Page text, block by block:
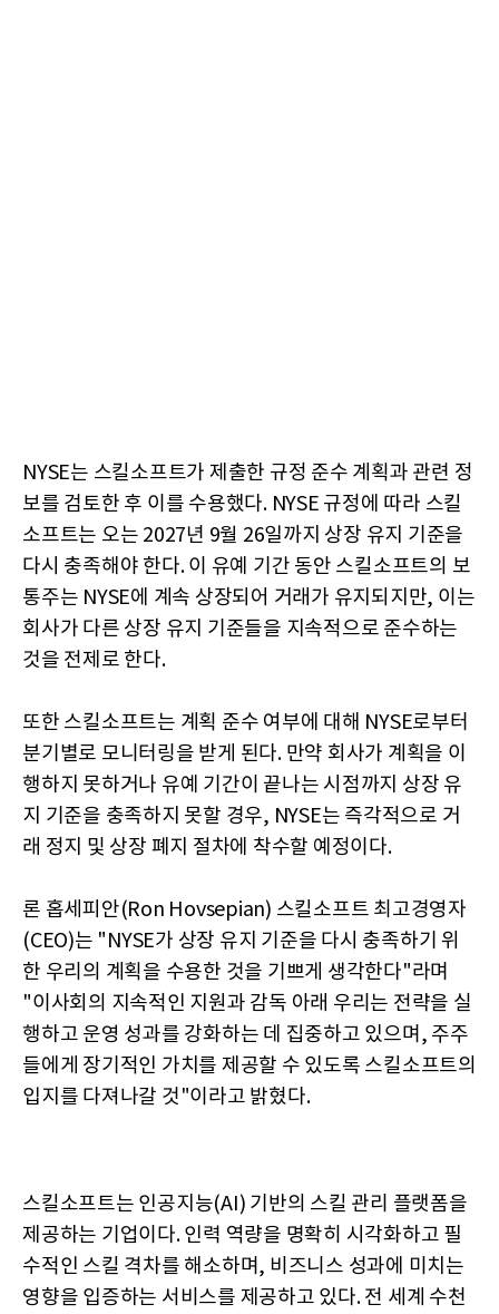
NYSE는 스킬소프트가 제출한 규정 준수 계획과 관련 정
보를 검토한 후 이를 수용했다. NYSE 규정에 따라 스킬
소프트는 오는 2027년 9월 26일까지 상장 유지 기준을
다시 충족해야 한다. 이 유예 기간 동안 스킬소프트의 보
통주는 NYSE에 계속 상장되어 거래가 유지되지만, 이는
회사가 다른 상장 유지 기준들을 지속적으로 준수하는
것을 전제로 한다.
또한 스킬소프트는 계획 준수 여부에 대해 NYSE로부터
분기별로 모니터링을 받게 된다. 만약 회사가 계획을 이
행하지 못하거나 유예 기간이 끝나는 시점까지 상장 유
지 기준을 충족하지 못할 경우, NYSE는 즉각적으로 거
래 정지 및 상장 폐지 절차에 착수할 예정이다.
론 홉세피안(Ron Hovsepian) 스킬소프트 최고경영자
(CEO)는 "NYSE가 상장 유지 기준을 다시 충족하기 위
한 우리의 계획을 수용한 것을 기쁘게 생각한다"라며
"이사회의 지속적인 지원과 감독 아래 우리는 전략을 실
행하고 운영 성과를 강화하는 데 집중하고 있으며, 주주
들에게 장기적인 가치를 제공할 수 있도록 스킬소프트의
입지를 다져나갈 것"이라고 밝혔다.
스킬소프트는 인공지능(AI) 기반의 스킬 관리 플랫폼을
제공하는 기업이다. 인력 역량을 명확히 시각화하고 필
수적인 스킬 격차를 해소하며, 비즈니스 성과에 미치는
영향을 입증하는 서비스를 제공하고 있다. 전 세계 수천